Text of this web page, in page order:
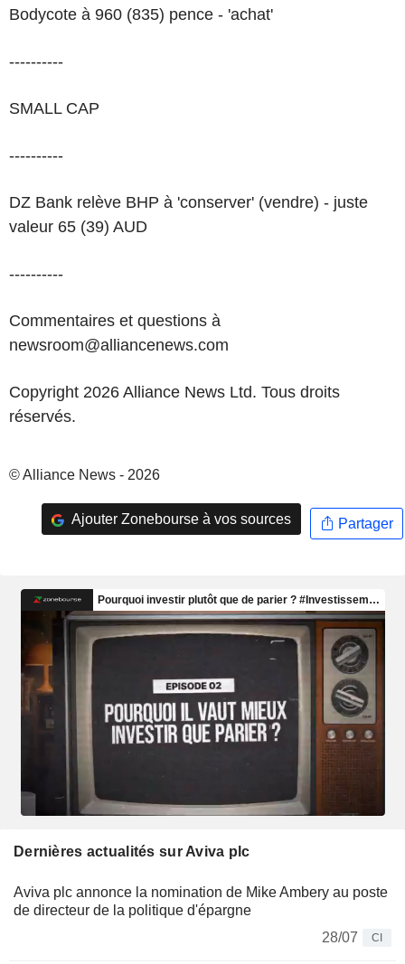
Bodycote à 960 (835) pence - 'achat'
----------
SMALL CAP
----------
DZ Bank relève BHP à 'conserver' (vendre) - juste
valeur 65 (39) AUD
----------
Commentaires et questions à
newsroom@alliancenews.com
Copyright 2026 Alliance News Ltd. Tous droits
réservés.
© Alliance News - 2026
Ajouter Zonebourse à vos sources Partager
Dernières actualités sur Aviva plc
Aviva plc annonce la nomination de Mike Ambery au poste
de directeur de la politique d'épargne
28/07
CI